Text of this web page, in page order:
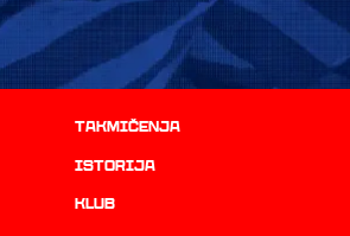
Takmičenja
istorija
Klub